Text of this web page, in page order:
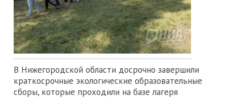
В Нижегородской области досрочно завершили
краткосрочные экологические образовательные
сборы, которые проходили на базе лагеря